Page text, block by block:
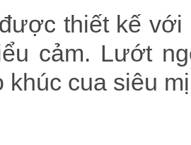
thiết kế
cảm. Lướt
khúc cua siêu